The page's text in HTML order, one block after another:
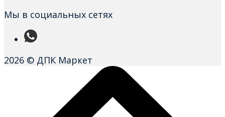
Мы в социальных сетях
2026 © ДПК Маркет